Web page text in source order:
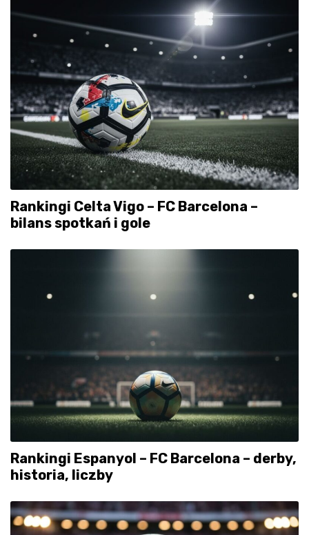
Rankingi Celta Vigo – FC Barcelona –
bilans spotkań i gole
Rankingi Espanyol – FC Barcelona – derby,
historia, liczby